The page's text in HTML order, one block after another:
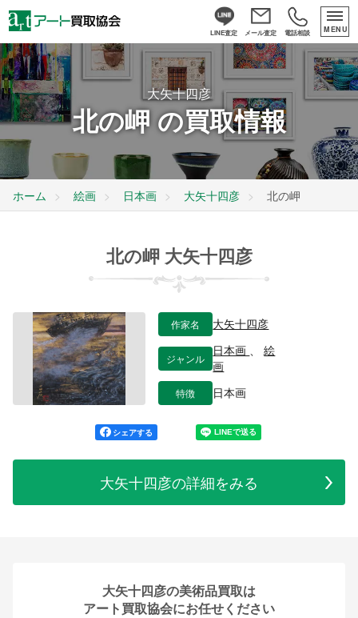
LINE査定 メール査定 電話相談 MENU
大矢十四彦
北の岬 の買取情報
ホーム 絵画 日本画 大矢十四彦 北の岬
北の岬 大矢十四彦
作家名 大矢十四彦
ジャンル
日本画 、絵
画
特徴 日本画
シェアする
大矢十四彦の詳細をみる
大矢十四彦の美術品買取は
アート買取協会にお任せください